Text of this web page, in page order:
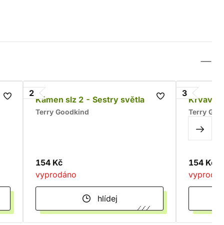
2
Kámen slz 2 - Sestry světla
Terry Goodkind
154 Kč
vyprodáno
hlídej
3
Krvavá
Terry
154 Kč